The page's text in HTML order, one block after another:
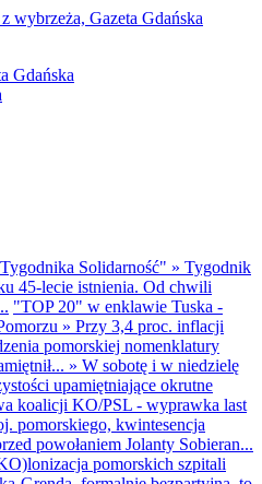
Gdańska
Solidarność" » Tygodnik
45-lecie istnienia. Od chwili
"TOP 20" w enklawie Tuska -
» Przy 3,4 proc. inflacji
pomorskiej nomenklatury
» W sobotę i w niedzielę
upamiętniające okrutne
koalicji KO/PSL - wyprawka last
pomorskiego, kwintesencja
powołaniem Jolanty Sobieran...
pomorskich szpitali